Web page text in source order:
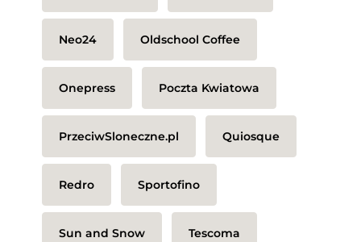
Neo24 Oldschool Coffee
Onepress Poczta Kwiatowa
PrzeciwSloneczne.pl Quiosque
Redro Sportofino
Sun and Snow Tescoma